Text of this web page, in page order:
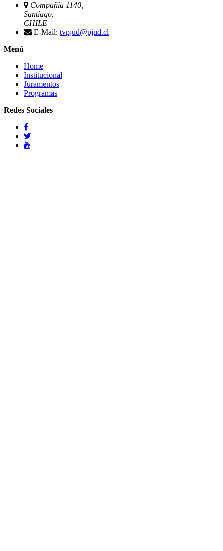
Compañia 1140,
Santiago,
CHILE
E-Mail: tvpjud@pjud.cl
Menú
Home
Institucional
Juramentos
Programas
Redes Sociales